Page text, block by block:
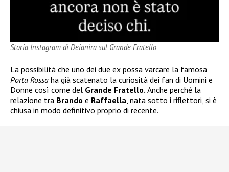
Storia Instagram di Deianira sul Grande Fratello
La possibilità che uno dei due ex possa varcare la famosa
Porta Rossa ha già scatenato la curiosità dei fan di Uomini e
Donne così come del Grande Fratello. Anche perché la
relazione tra Brando e Raffaella , nata sotto i riflettori, si è
chiusa in modo definitivo proprio di recente.